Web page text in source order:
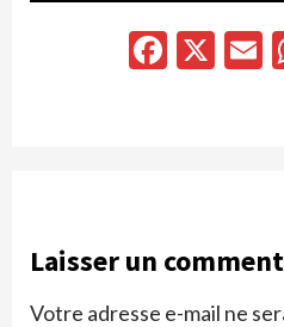
X
Laisser un
Votre adresse e-mail ne